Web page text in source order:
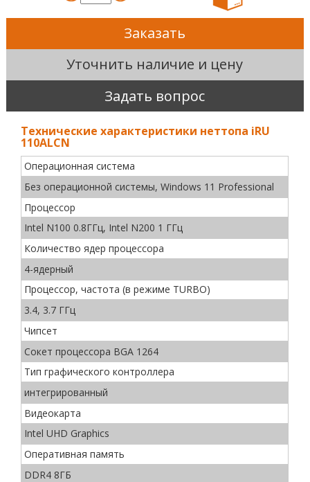
Заказать
Уточнить наличие и цену
Задать вопрос
Технические характеристики неттопа iRU
110ALCN
Операционная система
Без операционной системы, Windows 11 Professional
Процессор
Intel N100 0.8ГГц, Intel N200 1 ГГц
Количество ядер процессора
4-ядерный
Процессор, частота (в режиме TURBO)
3.4, 3.7 ГГц
Чипсет
Сокет процессора BGA 1264
Тип графического контроллера
интегрированный
Видеокарта
Intel UHD Graphics
Оперативная память
DDR4 8ГБ